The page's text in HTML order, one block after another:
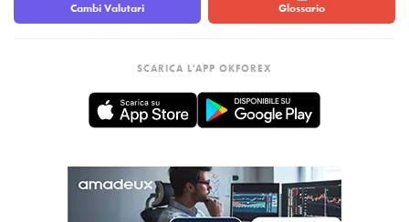
Cambi Valutari Glossario
SCARICA L'APP OKFOREX